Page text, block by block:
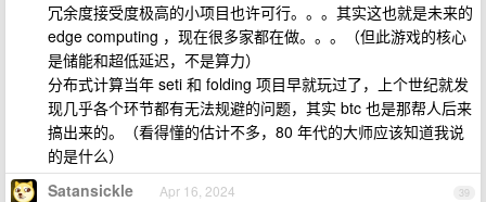
冗余度接受度极高的小项目也许可行。。。其实这也就是未来的
edge computing ，现在很多家都在做。。。（但此游戏的核心
是储能和超低延迟，不是算力）
分布式计算当年 seti 和 folding 项目早就玩过了，上个世纪就发
现几乎各个环节都有无法规避的问题，其实 btc 也是那帮人后来
搞出来的。（看得懂的估计不多，80 年代的大师应该知道我说
的是什么）
39
Satansickle Apr 16, 2024